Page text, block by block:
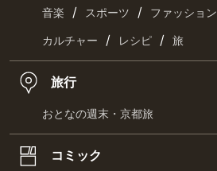
音楽 / スポーツ / ファッション
カルチャー / レシピ / 旅
旅行
おとなの週末・京都旅
コミック